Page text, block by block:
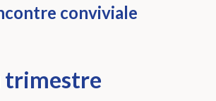
conviviale
trimestre